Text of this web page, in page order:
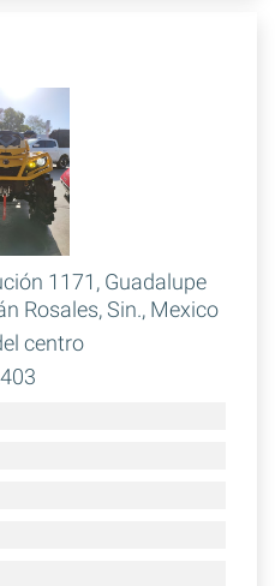
1171, Guadalupe
Rosales, Sin., Mexico
centro